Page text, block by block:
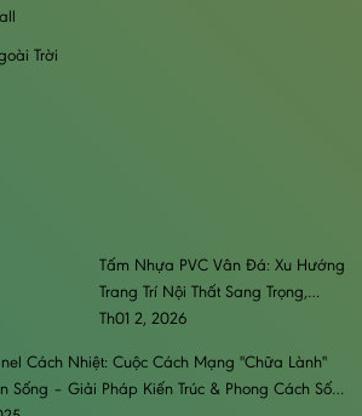
Trời
Tấm Nhựa PVC Vân Đá: Xu Hướng
Trang Trí Nội Thất Sang Trọng,
Đẳng Cấp & Bền Bỉ
Th01 2, 2026
Cách Nhiệt: Cuộc Cách Mạng "Chữa Lành"
Sống – Giải Pháp Kiến Trúc & Phong Cách Sống